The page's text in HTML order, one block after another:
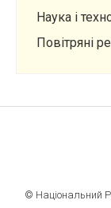
Наука і
Повітряні
© Національний